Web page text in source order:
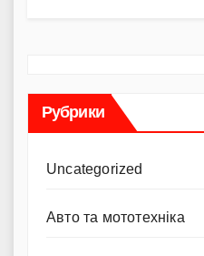
Рубрики
Uncategorized
Авто та мототехніка